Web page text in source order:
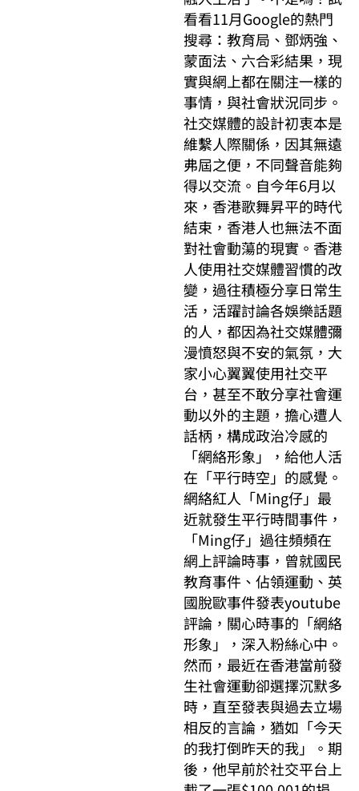
看看11月Google的熱門
搜尋：教育局、鄧炳強、
蒙面法、六合彩結果，現
實與網上都在關注一樣的
事情，與社會狀況同步。
社交媒體的設計初衷本是
維繫人際關係，因其無遠
弗屆之便，不同聲音能夠
得以交流。自今年6月以
來，香港歌舞昇平的時代
結束，香港人也無法不面
對社會動蕩的現實。香港
人使用社交媒體習慣的改
變，過往積極分享日常生
活，活躍討論各娛樂話題
的人，都因為社交媒體彌
漫憤怒與不安的氣氛，大
家小心翼翼使用社交平
台，甚至不敢分享社會運
動以外的主題，擔心遭人
話柄，構成政治冷感的
「網絡形象」，給他人活
在「平行時空」的感覺。
網絡紅人「Ming仔」最
近就發生平行時間事件，
「Ming仔」過往頻頻在
網上評論時事，曾就國民
教育事件、佔領運動、英
國脫歐事件發表youtube
評論，關心時事的「網絡
形象」，深入粉絲心中。
然而，最近在香港當前發
生社會運動卻選擇沉默多
時，直至發表與過去立場
相反的言論，猶如「今天
的我打倒昨天的我」。期
後，他早前於社交平台上